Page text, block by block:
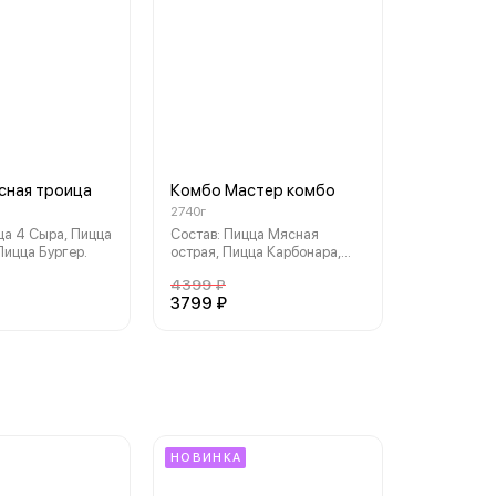
троица
4 Сыра, Пицца
Бургер.
Комбо Мастер комбо
2740г
Состав: Пицца Мясная
острая, Пицца Карбонара,
4399 ₽
3799 ₽
НОВИНКА